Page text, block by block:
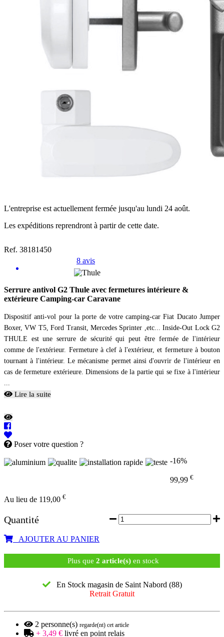
L'entreprise est actuellement fermée jusqu'au lundi 24 août.
Les expéditions reprendront à partir de cette date.
Ref. 38181450
8 avis
Serrure antivol G2 Thule avec fermetures intérieure &
extérieure Camping-car Caravane
Dispositif anti-vol pour la porte de votre camping-car Fiat Ducato Jumper
Boxer, VW T5, Ford Transit, Mercedes Sprinter ,etc... Inside-Out Lock G2
THULE est une serrure de sécurité qui peut être fermée de l'intérieur
comme de l'extérieur. Fermeture à clef à l'extérieur, et fermeture à bouton
tournant à l'intérieur. Le mécanisme permet ainsi d'ouvrir de l'intérieur en
cas de fermeture extérieure. Dimensions de la partie qui se fixe à l'intérieur
...
Lire la suite
Poser votre question ?
-16%
99,99 €
Au lieu de 119,00 €
Quantité
AJOUTER AU PANIER
Plus que 2 article(s)en stock
En Stock magasin de Saint Nabord (88)
Retrait Gratuit
2 personne(s) regarde(nt) cet article
+ 3,49 € livré en point relais